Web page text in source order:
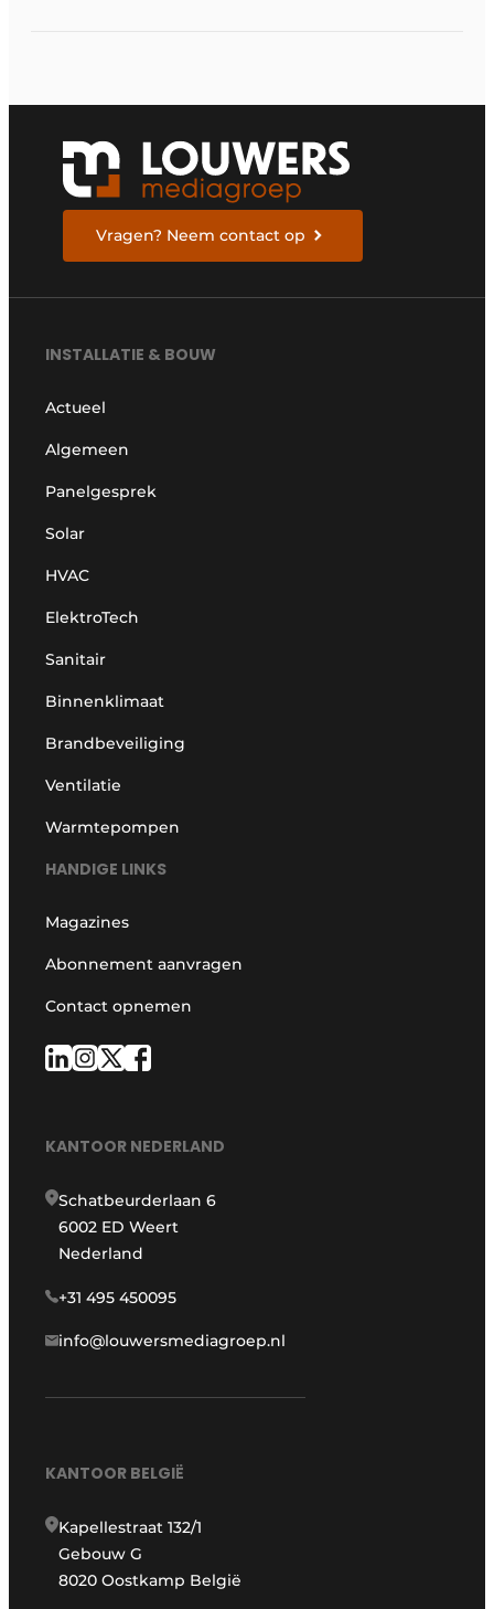
Vragen? Neem contact op
INSTALLATIE & BOUW
Actueel
Algemeen
Panelgesprek
Solar
HVAC
ElektroTech
Sanitair
Binnenklimaat
Brandbeveiliging
Ventilatie
Warmtepompen
HANDIGE LINKS
Magazines
Abonnement aanvragen
Contact opnemen
KANTOOR NEDERLAND
Schatbeurderlaan 6
6002 ED Weert
Nederland
+31 495 450095
info@louwersmediagroep.nl
KANTOOR BELGIË
Kapellestraat 132/1
Gebouw G
8020 Oostkamp België